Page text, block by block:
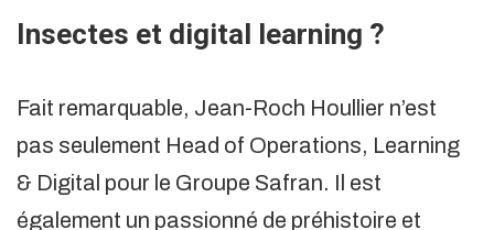
Insectes et digital learning ?
Fait remarquable, Jean-Roch Houllier n’est
pas seulement Head of Operations, Learning
& Digital pour le Groupe Safran. Il est
également un passionné de préhistoire et